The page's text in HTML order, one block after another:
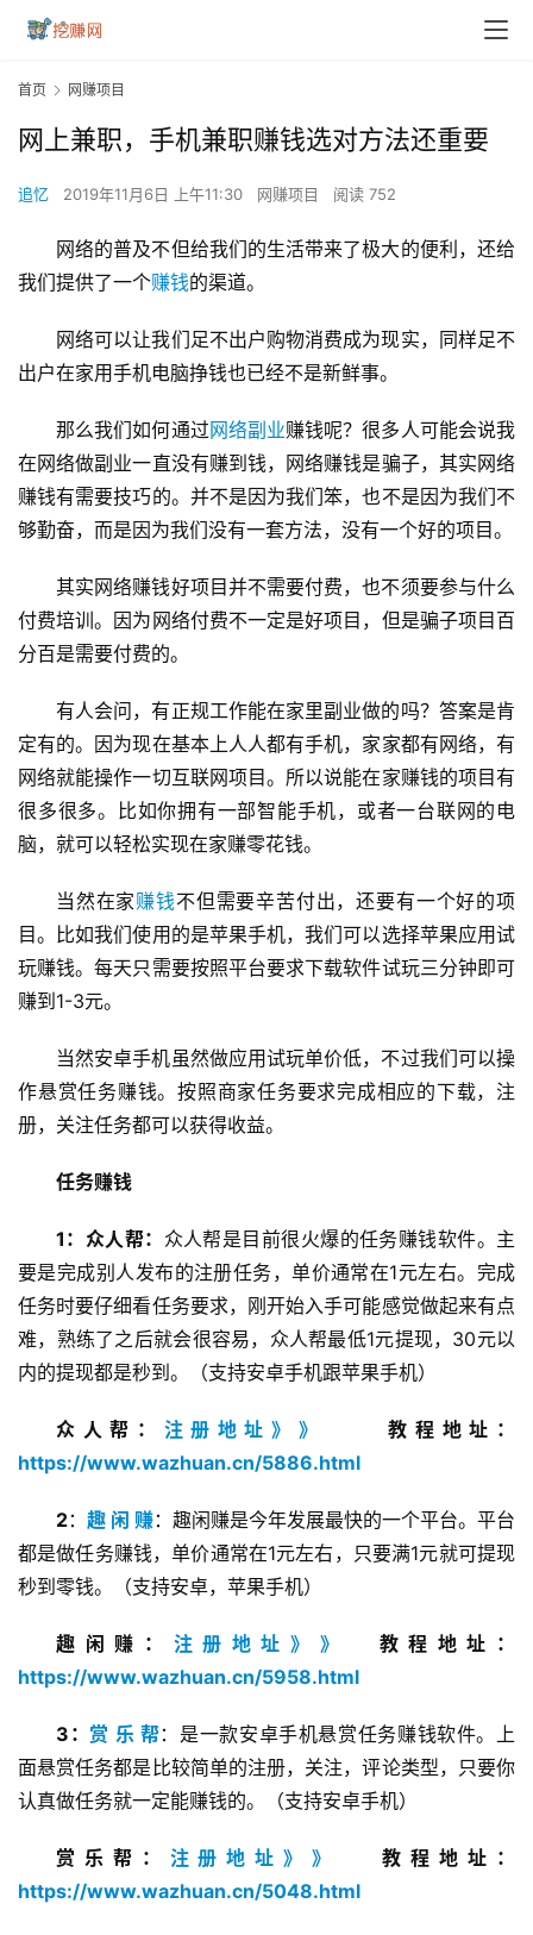
首页 网赚项目
网上兼职，手机兼职赚钱选对方法还重要
追忆 2019年11月6日 上午11:30 网赚项目 阅读 752
网络的普及不但给我们的生活带来了极大的便利，还给
我们提供了一个赚钱的渠道。
网络可以让我们足不出户购物消费成为现实，同样足不
出户在家用手机电脑挣钱也已经不是新鲜事。
那么我们如何通过网络副业赚钱呢？很多人可能会说我
在网络做副业一直没有赚到钱，网络赚钱是骗子，其实网络
赚钱有需要技巧的。并不是因为我们笨，也不是因为我们不
够勤奋，而是因为我们没有一套方法，没有一个好的项目。
其实网络赚钱好项目并不需要付费，也不须要参与什么
付费培训。因为网络付费不一定是好项目，但是骗子项目百
分百是需要付费的。
有人会问，有正规工作能在家里副业做的吗？答案是肯
定有的。因为现在基本上人人都有手机，家家都有网络，有
网络就能操作一切互联网项目。所以说能在家赚钱的项目有
很多很多。比如你拥有一部智能手机，或者一台联网的电
脑，就可以轻松实现在家赚零花钱。
当然在家赚钱不但需要辛苦付出，还要有一个好的项
目。比如我们使用的是苹果手机，我们可以选择苹果应用试
玩赚钱。每天只需要按照平台要求下载软件试玩三分钟即可
赚到1-3元。
当然安卓手机虽然做应用试玩单价低，不过我们可以操
作悬赏任务赚钱。按照商家任务要求完成相应的下载，注
册，关注任务都可以获得收益。
任务赚钱
1：众人帮： 众人帮是目前很火爆的任务赚钱软件。主
要是完成别人发布的注册任务，单价通常在1元左右。完成
任务时要仔细看任务要求，刚开始入手可能感觉做起来有点
难，熟练了之后就会很容易，众人帮最低1元提现，30元以
内的提现都是秒到。（支持安卓手机跟苹果手机）
众人帮： 注册地址》》
     教程地址：
https://www.wazhuan.cn/5886.html
2： 趣 闲 赚：趣闲赚是今年发展最快的一个平台。平台
都是做任务赚钱，单价通常在1元左右，只要满1元就可提现
秒到零钱。（支持安卓，苹果手机）
趣闲赚： 注册地址》》
  教程地址：
https://www.wazhuan.cn/5958.html
3： 赏 乐 帮：是一款安卓手机悬赏任务赚钱软件。上
面悬赏任务都是比较简单的注册，关注，评论类型，只要你
认真做任务就一定能赚钱的。（支持安卓手机）
赏乐帮： 注册地址》》
   教程地址：
https://www.wazhuan.cn/5048.html